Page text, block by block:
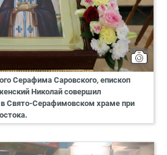
Серафима Саровского, епископ
Николай совершил
Свято-Серафимовском храме при